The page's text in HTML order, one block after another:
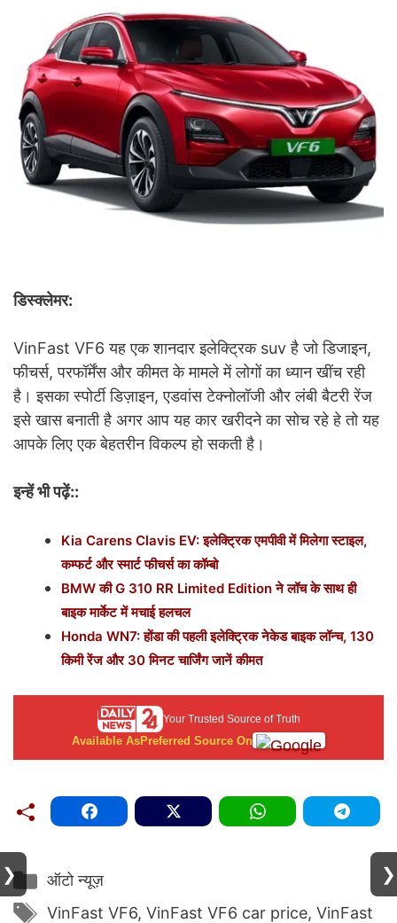
डिस्क्लेमर:
VinFast VF6 यह एक शानदार इलेक्ट्रिक suv है जो डिजाइन,
फीचर्स, परफॉर्मेंस और कीमत के मामले में लोगों का ध्यान खींच रही
है। इसका स्पोर्टी डिज़ाइन, एडवांस टेक्नोलॉजी और लंबी बैटरी रेंज
इसे खास बनाती है अगर आप यह कार खरीदने का सोच रहे हे तो यह
आपके लिए एक बेहतरीन विकल्प हो सकती है।
इन्हें भी पढ़ें::
Kia Carens Clavis EV: इलेक्ट्रिक एमपीवी में मिलेगा स्टाइल,
कम्फर्ट और स्मार्ट फीचर्स का कॉम्बो
BMW की G 310 RR Limited Edition ने लॉच के साथ ही
बाइक मार्केट में मचाई हलचल
Honda WN7: होंडा की पहली इलेक्ट्रिक नेकेड बाइक लॉन्च, 130
किमी रेंज और 30 मिनट चार्जिंग जानें कीमत
Your Trusted Source of Truth
Available AsPreferred Source On
Categories
ऑटो न्यूज़
Tags
VinFast VF6, VinFast VF6 car price, VinFast
❯ ❯